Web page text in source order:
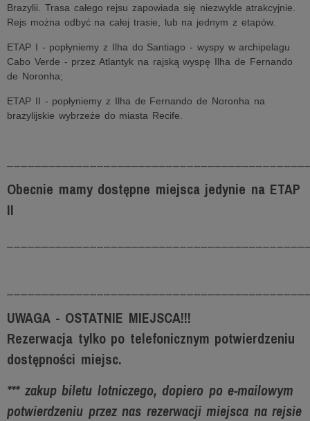
Brazylii. Trasa całego rejsu zapowiada się niezwykle atrakcyjnie.
Rejs można odbyć na całej trasie, lub na jednym z etapów.
ETAP I - popłyniemy z Ilha do Santiago - wyspy w archipelagu
Cabo Verde - przez Atlantyk na rajską wyspę Ilha de Fernando
de Noronha;
ETAP II - popłyniemy z Ilha de Fernando de Noronha na
brazylijskie wybrzeże do miasta Recife.
Obecnie mamy dostępne miejsca jedynie na ETAP
II
UWAGA - OSTATNIE MIEJSCA!!!
Rezerwacja tylko po telefonicznym potwierdzeniu
dostępności miejsc.
*** zakup biletu lotniczego, dopiero po e-mailowym
potwierdzeniu przez nas rezerwacji miejsca na rejsie